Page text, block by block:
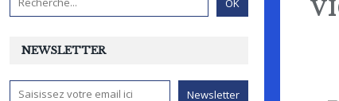
NEWSLETTER